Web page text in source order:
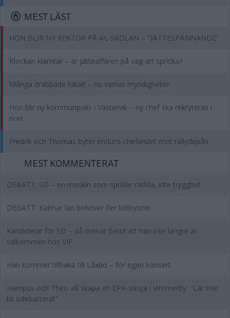
MEST LÄST
HON BLIR NY REKTOR PÅ AL-SKOLAN – "JÄTTESPÄNNANDE"
Klockan klämtar – är jätteaffären på väg att spricka?
Många drabbade lokalt – nu varnar myndigheten
Hon blir ny kommunpolis i Västervik – ny chef ska rekryteras i
norr
Fredrik och Thomas byter enduro-chefandet mot rallydepån
MEST KOMMENTERAT
DEBATT: SD – en maskin som sprider rädsla, inte trygghet
DEBATT: Kalmar län behöver fler lobbyister
Kandiderar för SD – då menar Bertil att han inte längre är
välkommen hos VIF
Han kommer tillbaka till Låxbo – för egen konsert
Hampus och Theo vill skapa en EPA-slinga i Vimmerby: "Lär inte
bli odebatterat"